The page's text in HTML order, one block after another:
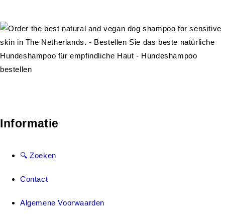
Informatie
🔍 Zoeken
Contact
Algemene Voorwaarden